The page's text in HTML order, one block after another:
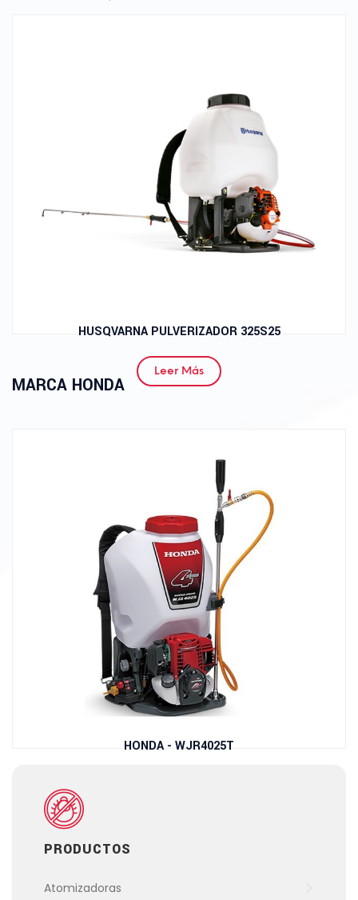
HUSQVARNA PULVERIZADOR 325S25
Leer Más
MARCA HONDA
HONDA - WJR4025T
PRODUCTOS
Atomizadoras